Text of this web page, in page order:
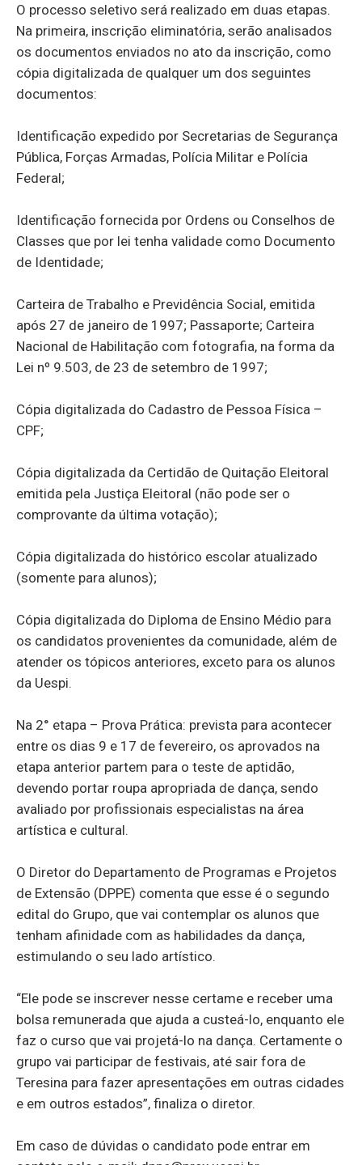
O processo seletivo será realizado em duas etapas.
Na primeira, inscrição eliminatória, serão analisados
os documentos enviados no ato da inscrição, como
cópia digitalizada de qualquer um dos seguintes
documentos:
Identificação expedido por Secretarias de Segurança
Pública, Forças Armadas, Polícia Militar e Polícia
Federal;
Identificação fornecida por Ordens ou Conselhos de
Classes que por lei tenha validade como Documento
de Identidade;
Carteira de Trabalho e Previdência Social, emitida
após 27 de janeiro de 1997; Passaporte; Carteira
Nacional de Habilitação com fotografia, na forma da
Lei nº 9.503, de 23 de setembro de 1997;
Cópia digitalizada do Cadastro de Pessoa Física –
CPF;
Cópia digitalizada da Certidão de Quitação Eleitoral
emitida pela Justiça Eleitoral (não pode ser o
comprovante da última votação);
Cópia digitalizada do histórico escolar atualizado
(somente para alunos);
Cópia digitalizada do Diploma de Ensino Médio para
os candidatos provenientes da comunidade, além de
atender os tópicos anteriores, exceto para os alunos
da Uespi.
Na 2° etapa – Prova Prática: prevista para acontecer
entre os dias 9 e 17 de fevereiro, os aprovados na
etapa anterior partem para o teste de aptidão,
devendo portar roupa apropriada de dança, sendo
avaliado por profissionais especialistas na área
artística e cultural.
O Diretor do Departamento de Programas e Projetos
de Extensão (DPPE) comenta que esse é o segundo
edital do Grupo, que vai contemplar os alunos que
tenham afinidade com as habilidades da dança,
estimulando o seu lado artístico.
“Ele pode se inscrever nesse certame e receber uma
bolsa remunerada que ajuda a custeá-lo, enquanto ele
faz o curso que vai projetá-lo na dança. Certamente o
grupo vai participar de festivais, até sair fora de
Teresina para fazer apresentações em outras cidades
e em outros estados”, finaliza o diretor.
Em caso de dúvidas o candidato pode entrar em